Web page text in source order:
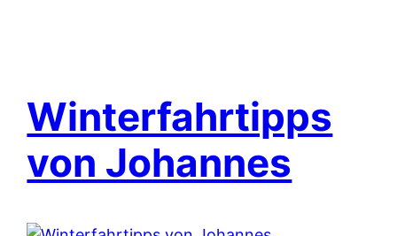
Winterfahrtipps
von Johannes